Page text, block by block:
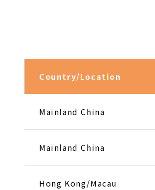
Country/Location
Mainland China
Mainland China
Hong Kong/Macau